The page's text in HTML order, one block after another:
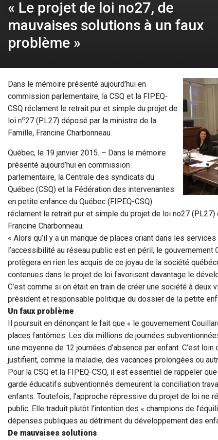
« Le projet de loi no27, de
mauvaises solutions à un faux
problème »
Dans le mémoire présenté aujourd’hui en
commission parlementaire, la CSQ et la FIPEQ-
CSQ réclament le retrait pur et simple du projet de
loi no27 (PL27) déposé par la ministre de la
Famille, Francine Charbonneau.
Québec, le 19 janvier 2015. – Dans le mémoire
présenté aujourd’hui en commission
parlementaire, la Centrale des syndicats du
Québec (CSQ) et la Fédération des intervenantes
en petite enfance du Québec (FIPEQ-CSQ)
réclament le retrait pur et simple du projet de loi no27
Francine Charbonneau.
« Alors qu’il y a un manque de places criant dans les
l’accessibilité au réseau public est en péril, le
protègera en rien les acquis de ce joyau de la société
contenues dans le projet de loi favorisent davantage le
C’est comme si on était en train de créer une société à deux
président et responsable politique du dossier de la petite
Un faux problème
Il poursuit en dénonçant le fait que « le gouvernement
places fantômes. Les dix millions de journées
une moyenne de 12 journées d’absence par enfant. C’est
justifient, comme la maladie, des vacances prolongées ou
Pour la CSQ et la FIPEQ-CSQ, il est essentiel de rappeler
garde éducatifs subventionnés demeurent la conciliation
enfants. Toutefois, l’approche répressive du projet de loi ne
public. Elle traduit plutôt l’intention des « champions de
dépenses publiques au détriment du développement des
De mauvaises solutions